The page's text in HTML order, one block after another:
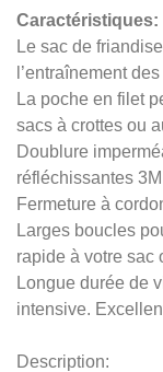
Caractéristiques:
Le sac de
l’entraînement
La poche en filet
sacs à crottes ou
Doublure
réfléchissantes
Fermeture à
Larges boucles
rapide à votre sac
Longue durée de
intensive.
Description: